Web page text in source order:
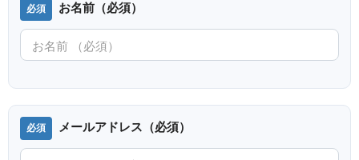
お名前（必須）
メールアドレス（必須）